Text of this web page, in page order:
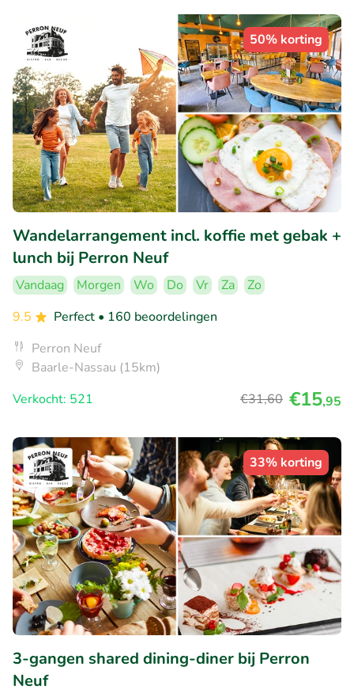
50% korting
Wandelarrangement incl. koffie met gebak +
lunch bij Perron Neuf
Vandaag Morgen Wo Do Vr Za
Zo
9.5
Perfect • 160 beoordelingen
Perron Neuf
Baarle-Nassau (15km)
Verkocht: 521
€31,60 €15,95
33% korting
3-gangen shared dining-diner bij Perron
Neuf